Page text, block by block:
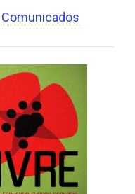
Comunicados